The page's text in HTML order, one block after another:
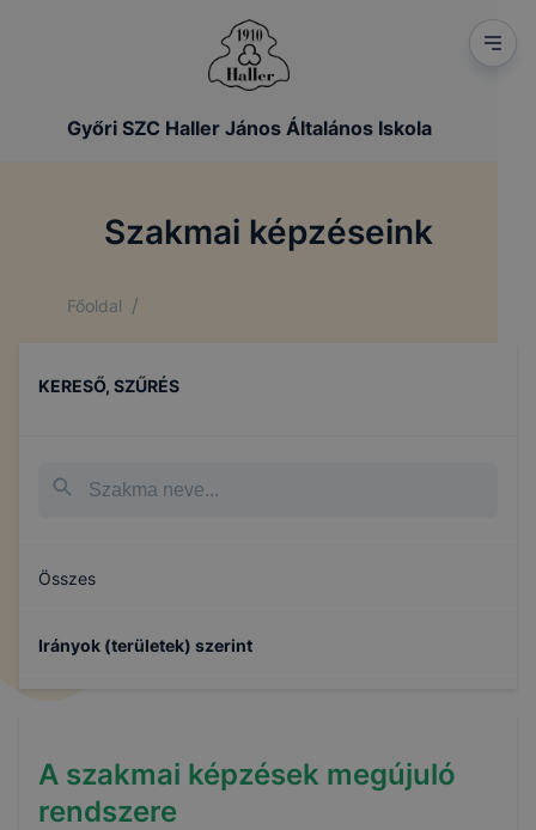
Győri SZC Haller János Általános Iskola
Szakmai képzéseink
Főoldal /
KERESŐ, SZŰRÉS
Összes
Irányok (területek) szerint
A szakmai képzések megújuló
rendszere